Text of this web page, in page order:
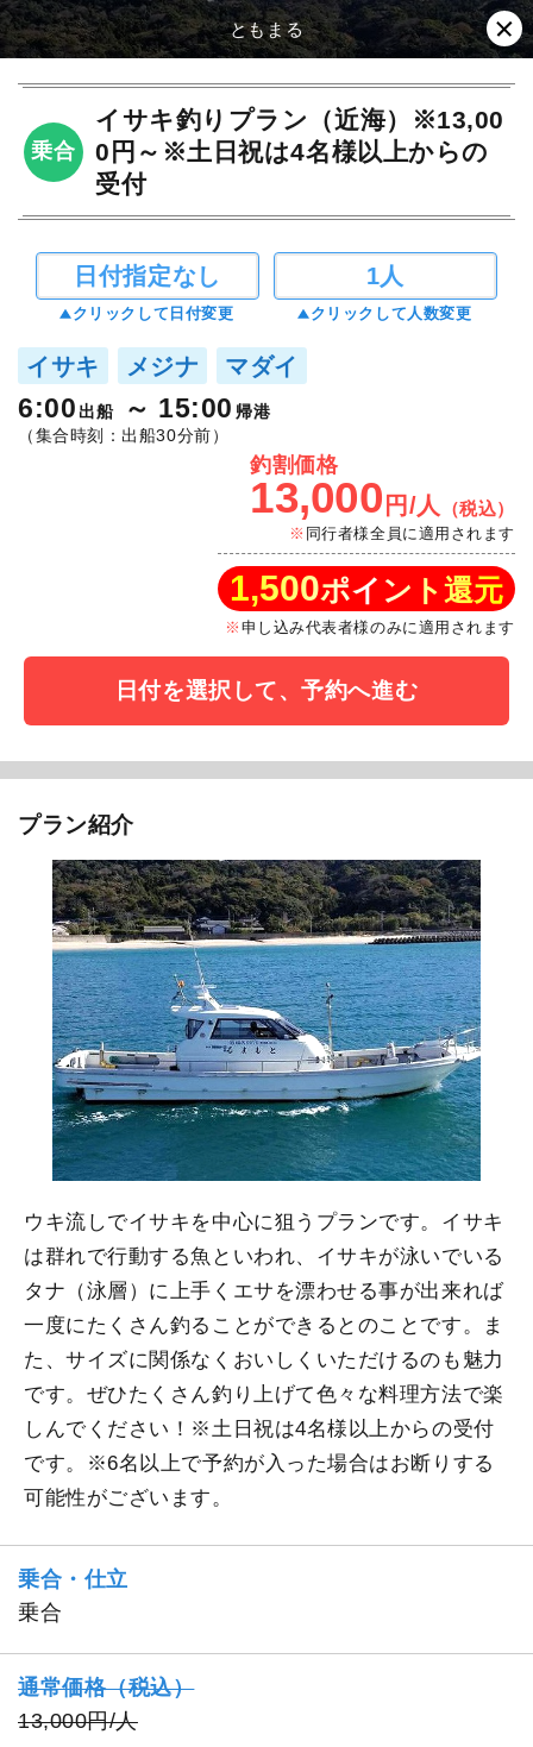
ともまる
乗合
イサキ釣りプラン（近海）※13,00
0円～※土日祝は4名様以上からの
受付
日付指定なし
クリックして日付変更
1人
クリックして人数変更
イサキ メジナ マダイ
6:00 出船 15:00 帰港
（集合時刻：出船30分前）
釣割価格
13,000 円/人 （税込）
同行者様全員に適用されます
1,500ポイント還元
申し込み代表者様のみに適用されます
日付を選択して、予約へ進む
プラン紹介
ウキ流しでイサキを中心に狙うプランです。イサキ
は群れで行動する魚といわれ、イサキが泳いでいる
タナ（泳層）に上手くエサを漂わせる事が出来れば
一度にたくさん釣ることができるとのことです。ま
た、サイズに関係なくおいしくいただけるのも魅力
です。ぜひたくさん釣り上げて色々な料理方法で楽
しんでください！※土日祝は4名様以上からの受付
です。※6名以上で予約が入った場合はお断りする
可能性がございます。
乗合・仕立
乗合
通常価格（税込）
13,000円/人